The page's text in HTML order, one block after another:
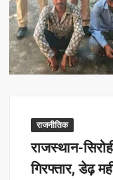
राजनीतिक
राजस्थान-
गिरफ्तार, डेढ़